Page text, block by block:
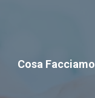
Cosa Facciamo